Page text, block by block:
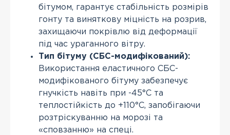
бітумом, гарантує стабільність розмірів
гонту та виняткову міцність на розрив,
захищаючи покрівлю від деформації
під час ураганного вітру.
Тип бітуму (СБС-модифікований):
Використання еластичного СБС-
модифікованого бітуму забезпечує
гнучкість навіть при -45°С та
теплостійкість до +110°С, запобігаючи
розтріскуванню на морозі та
«сповзанню» на спеці.